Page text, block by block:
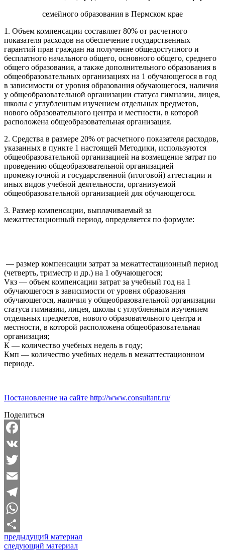
семейного образования в Пермском крае
1. Объем компенсации составляет 80% от расчетного
показателя расходов на обеспечение государственных
гарантий прав граждан на получение общедоступного и
бесплатного начального общего, основного общего, среднего
общего образования, а также дополнительного образования в
общеобразовательных организациях на 1 обучающегося в год
в зависимости от уровня образования обучающегося, наличия
у общеобразовательной организации статуса гимназии, лицея,
школы с углубленным изучением отдельных предметов,
нового образовательного центра и местности, в которой
расположена общеобразовательная организация.
2. Средства в размере 20% от расчетного показателя расходов,
указанных в пункте 1 настоящей Методики, используются
общеобразовательной организацией на возмещение затрат по
проведению общеобразовательной организацией
промежуточной и государственной (итоговой) аттестации и
иных видов учебной деятельности, организуемой
общеобразовательной организацией для обучающегося.
3. Размер компенсации, выплачиваемый за
межаттестационный период, определяется по формуле:
— размер компенсации затрат за межаттестационный период
(четверть, триместр и др.) на 1 обучающегося;
Vкз — объем компенсации затрат за учебный год на 1
обучающегося в зависимости от уровня образования
обучающегося, наличия у общеобразовательной организации
статуса гимназии, лицея, школы с углубленным изучением
отдельных предметов, нового образовательного центра и
местности, в которой расположена общеобразовательная
организация;
К — количество учебных недель в году;
Кмп — количество учебных недель в межаттестационном
периоде.
Постановление на сайте http://www.consultant.ru/
Поделиться
Facebook
VK
Twitter
Email
Telegram
WhatsApp
Отправить
предыдущий материал
следующий материал